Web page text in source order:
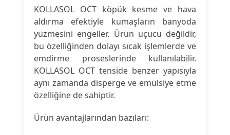
KOLLASOL OCT köpük kesme ve hava
aldırma efektiyle kumaşların banyoda
yüzmesini engeller. Ürün uçucu değildir,
bu özelliğinden dolayı sıcak işlemlerde ve
emdirme proseslerinde kullanılabilir.
KOLLASOL OCT tenside benzer yapısıyla
aynı zamanda disperge ve emülsiye etme
özelliğine de sahiptir.
Ürün avantajlarından bazıları: